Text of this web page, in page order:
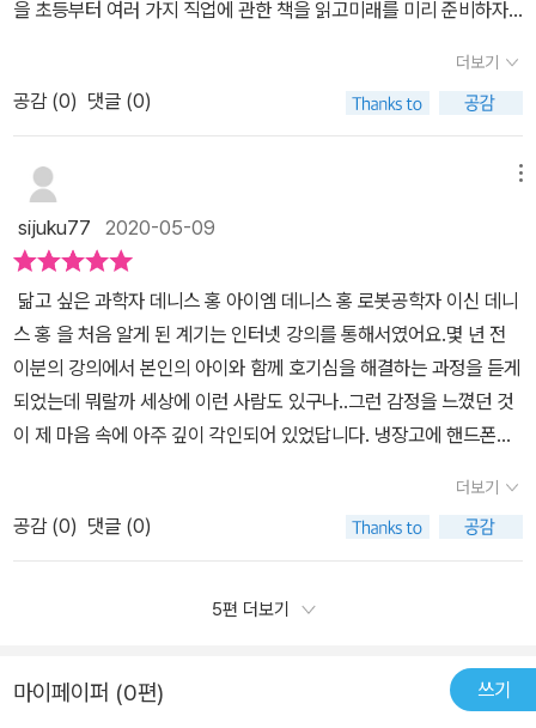
찾아 미래를 꿈꿔 보는 것도 흥미로운 시간이 될 거에요.
기억을 떠올려 로봇의 무릎 관절을 융합해서 만든 휴머노이드 찰리의
무릎이 있구요.공원에서 엄마가 여자아이의 머리를 세 갈래로 따주는
것에서 아이디어를 얻은 '스트라이더' 등 전혀 다른 분야를 결합한 융
고요. 생물의 아메바의 움직임의 원리에서 아이디어를 얻은 건
물속 좁은 공간에서의 구조로봇은 자연에 호기심을 갖고 생물학에서
해답을 찾고 장난감가게에서 영감을 얻어 완성했대요.이외에도 다양
한 로봇을 만들었는데 전쟁이나 사고로 손을 잃은 사람들을 위한 의
수인 로봇 손 라파엘, 시각장애인이 직접 운전할 수 있는 자동차 개발,
사람을 돕는 로봇 휴머노이드 다윈0호기를 시작으로 다윈3호기,스트
라이더, 휴머노이드 찰리가 있습니다. 부록에는 아이들의 꿈 설
계를 위한 미래 직업 탐구 생활로 재미있는 퍼즐과 게임, 배운 내용을
정리하고 책에서 느낀 나만의 생각을 자유롭게 적어보고. 읽은 내용
있도록 구성되었어요.배운 내용을 복습하면서 내가 만들고 싶은 로봇
은 무엇이고 어떤 세상이 펼쳐질지 상상해보는 시간도 갖어보면 좋겠
더라고요. 로봇공학자 데니스 홍의 자유분방한 사고력이 부러웠는데
요.불가능한 일에 도전하는게 특기인데 무모한 도전정신도 알아줘야
하는 오픈 플랫폼을 통해 세계의 로봇기술이 더 발전할 수 있는 계기
가 되었으며, 차가운 금속으로 인간을 위한 따뜻한 기술을 개발해서
을 초등부터 여러 가지 직업에 관한 책을 읽고미래를 미리 준비하자
명한 로봇공학자입니다.로봇들이 축구를 하는 로보컵 대회에서 우승
을 하였고미국 최초의 휴머노이드를 만든 사람이 데니스홍입니다.​어
렸을때 스타워즈 영화를 보며 로봇공학에 대한 꿈을 꾸었고집에 있는
가전제품들을 모두 분해하면서작동원리를 찾아보았습니다.​그런 데니
과학의 언어를 쓰고 있고수학이 과학의 언어여서 수학을 잘하고 싶어
서 열심히 수학공부를 하였습니다.​​역시 아이들에게도 동기부여를 해
주니싫어하던 수학 공부도 열심히 하게 되는군요.역시 동기부여가 중
요한것 같아요.데니스 홍은 반년동안 하루도 빠지지 않고실험실에서
밤늦게까지 실험 연습을 해서전국 어린이 과학 실험 대회에서 금상을
수상하였다고 합니다.​데니스홍은 몇번의 실패를 딛고 버지니아 공대
의 기계공학과 교수가 되었습니다.로봇 연구를 하려면 큰돈이 필요하
기에연구비를 지원받기위한 제안서에 몰두했습니다.​모든 제안서가
거부가 되었지만데니스홍은 포기하지 않고 왜 제안서가 거부가 되었
다.그 모든것은 꿈을 잃지 않고 갑자기 찾아오는 아이디어를 놓치지
도 꿈을 잃지않았습니다.노력한 덕분인것이 대단하다며 자기도 공부
하면서 힘들면 투덜대기도 하는데 그러면 않되겠다고 이야기 하네요.​
더보기
공감 (0) 댓글 (0)
sijuku77 2020-05-09
닮고 싶은 과학자 데니스 홍 아이엠 데니스 홍 로봇공학자 이신 데니
스 홍 을 처음 알게 된 계기는 인터넷 강의를 통해서였어요.몇 년 전
이분의 강의에서 본인의 아이와 함께 호기심을 해결하는 과정을 듣게
되었는데 뭐랄까 세상에 이런 사람도 있구나..그런 감정을 느꼈던 것
이 제 마음 속에 아주 깊이 각인되어 있었답니다. 냉장고에 핸드폰을
에 존경심도 들었구요뭐든 이렇게 즐겁게 한다면 어떤 어려움에도 좌
절하지 않고 넘어져도 또 일어나고 일어나고 하실것 같다는 생각이
들어 저도 배우고 아이도 이 분의 열정을 배웠으면 좋겠다는 생각이
들었답니다. 워낙 강연도 많이 접해보고 해서 저는 이미 존경하는 분
무 좋아서 로봇 설계 노트도 함께 만나보게 되었답니다. 어릴 적 뭐든
더보기
공감 (0) 댓글 (0)
5편 더보기
마이페이퍼 (0편) 쓰기